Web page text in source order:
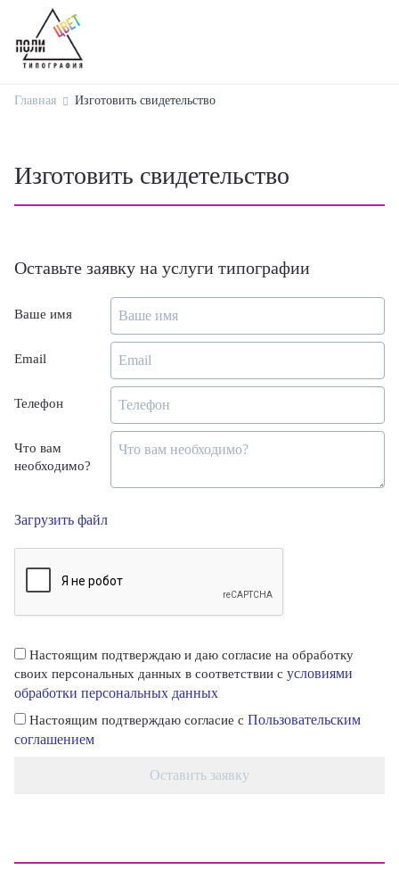
Главная Изготовить свидетельство
Изготовить свидетельство
Оставьте заявку на услуги типографии
Ваше имя
Email
Телефон
Что вам
необходимо?
Загрузить файл
Настоящим подтверждаю и даю согласие на обработку
своих персональных данных в соответствии с условиями
обработки персональных данных
Настоящим подтверждаю согласие с Пользовательским
соглашением
Оставить заявку